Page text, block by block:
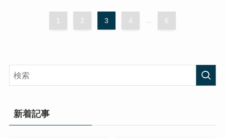
1 2 3 4 6
新着記事